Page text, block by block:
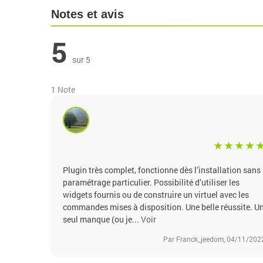
Notes et avis
5 sur 5
1 Note
Plugin très complet, fonctionne dès l’installation sans
paramétrage particulier. Possibilité d’utiliser les
widgets fournis ou de construire un virtuel avec les
commandes mises à disposition. Une belle réussite.
seul manque (ou je... Voir
Par Franck_jeedom, 04/11/